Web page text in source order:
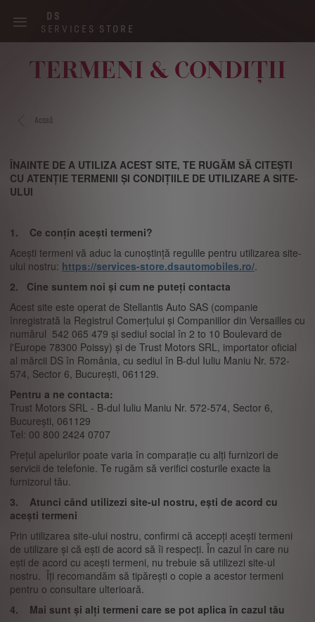
content
DS
SERVICES STORE
MainTERMENI & CONDIȚII
Acasă
ÎNAINTE DE A UTILIZA ACEST SITE, TE RUGĂM SĂ CITEȘTI
CU ATENȚIE TERMENII ȘI CONDIȚIILE DE UTILIZARE A SITE-
ULUI
1. Ce conțin acești termeni?
Acești termeni vă aduc la cunoștință regulile pentru utilizarea site-
ului nostru: https://services-store.dsautomobiles.ro/.
2. Cine suntem noi și cum ne puteți contacta
Acest site este operat de Stellantis Auto SAS (companie
înregistrată la Registrul Comerțului și Companiilor din Versailles cu
numărul 542 065 479 și sediul social în 2 to 10 Boulevard de
l'Europe 78300 Poissy) și de Trust Motors SRL, importator oficial
al mărcii DS în România, cu sediul în B-dul Iuliu Maniu Nr. 572-
574, Sector 6, București, 061129.
Pentru a ne contacta:
Trust Motors SRL - B-dul Iuliu Maniu Nr. 572-574, Sector 6,
București, 061129
Tel: 00 800 2424 0707
Prețul apelurilor poate varia în comparație cu alți furnizori de
servicii de telefonie. Te rugăm să verifici costurile exacte la
furnizorul tău.
3. Atunci când utilizezi site-ul nostru, ești de acord cu
acești termeni
Prin utilizarea site-ului nostru, confirmi că accepți acești termeni
de utilizare și că ești de acord să îi respecți. În cazul în care nu
ești de acord cu acești termeni, nu trebuie să utilizezi site-ul
nostru. Îți recomandăm să tipărești o copie a acestor termeni
pentru o consultare ulterioară.
4. Mai sunt și alți termeni care se pot aplica în cazul tău